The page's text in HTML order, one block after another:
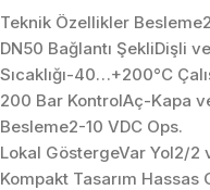
Teknik Özellikler
DN50 Bağlantı ŞekliDişli
Sıcaklığı-40…+200°C
200 Bar KontrolAç-Kapa
Besleme2-10 VDC Ops.
Lokal GöstergeVar Yol2/2
Kompakt Tasarım Hassas